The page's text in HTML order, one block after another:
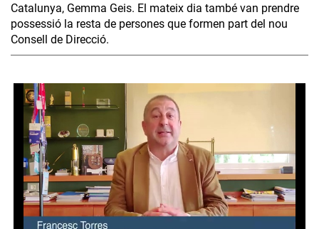
Catalunya, Gemma Geis. El mateix dia també van prendre
possessió la resta de persones que formen part del nou
Consell de Direcció.